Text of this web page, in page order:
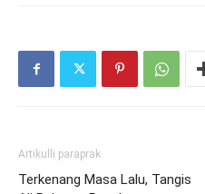
Artikulli paraprak
Terkenang Masa Lalu, Tangis